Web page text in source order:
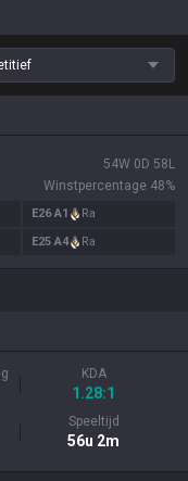
54W 0 D 58 L
Winstpercentage 48%
E26A1
Ra
E25 A4 Ra
KDA
1.28:1
Speeltijd
56u 2m